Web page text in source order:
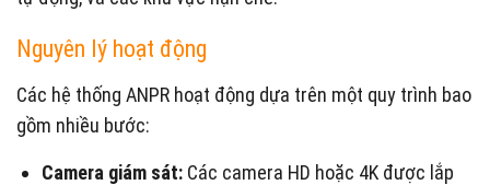
Nguyên lý hoạt động
Các hệ thống ANPR hoạt động dựa trên một quy trình bao
gồm nhiều bước:
Camera giám sát: Các camera HD hoặc 4K được lắp